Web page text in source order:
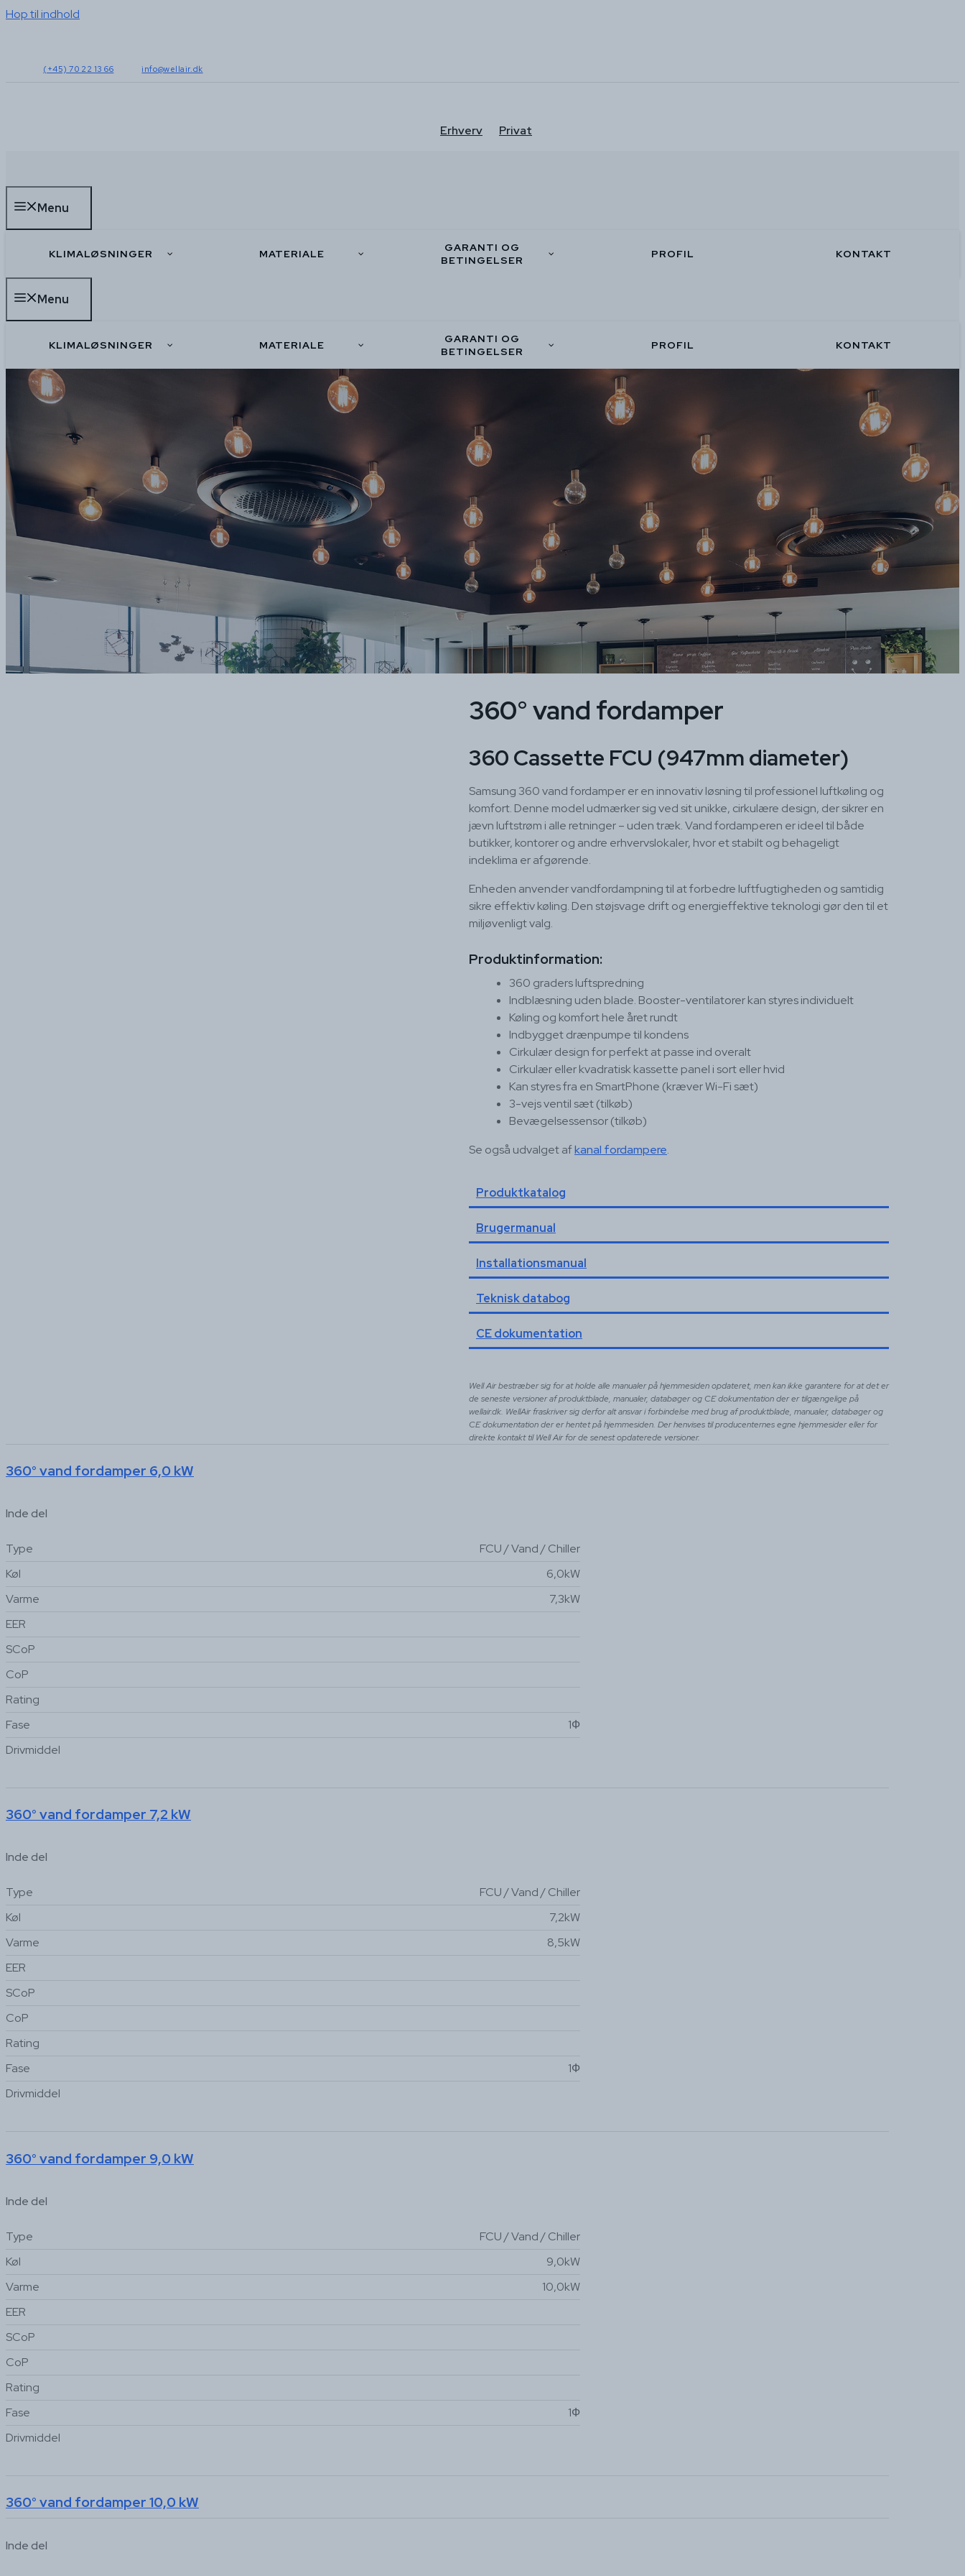
Hop til indhold
(+45) 70 22 13 66 info@wellair.dk
Erhverv Privat
Menu
KLIMALØSNINGER MATERIALE
GARANTI OG
BETINGELSER
PROFIL KONTAKT
Menu
KLIMALØSNINGER MATERIALE
GARANTI OG
BETINGELSER
PROFIL KONTAKT
360° vand fordamper
360 Cassette FCU (947mm diameter)
Samsung 360 vand fordamper er en innovativ løsning til professionel luftkøling og
komfort. Denne model udmærker sig ved sit unikke, cirkulære design, der sikrer en
jævn luftstrøm i alle retninger – uden træk. Vand fordamperen er ideel til både
butikker, kontorer og andre erhvervslokaler, hvor et stabilt og behageligt
indeklima er afgørende.
Enheden anvender vandfordampning til at forbedre luftfugtigheden og samtidig
sikre effektiv køling. Den støjsvage drift og energieffektive teknologi gør den til et
miljøvenligt valg.
Produktinformation:
360 graders luftspredning
Indblæsning uden blade. Booster-ventilatorer kan styres individuelt
Køling og komfort hele året rundt
Indbygget drænpumpe til kondens
Cirkulær design for perfekt at passe ind overalt
Cirkulær eller kvadratisk kassette panel i sort eller hvid
Kan styres fra en SmartPhone (kræver Wi-Fi sæt)
3-vejs ventil sæt (tilkøb)
Bevægelsessensor (tilkøb)
Se også udvalget afkanal fordampere.
Produktkatalog
Brugermanual
Installationsmanual
Teknisk databog
CE dokumentation
Well Air bestræber sig for at holde alle manualer på hjemmesiden opdateret, men kan ikke garantere for at det er
de seneste versioner af produktblade, manualer, databøger og CE dokumentation der er tilgængelige på
wellair.dk. WellAir fraskriver sig derfor alt ansvar i forbindelse med brug af produktblade, manualer, databøger og
CE dokumentation der er hentet på hjemmesiden. Der henvises til producenternes egne hjemmesider eller for
direkte kontakt til Well Air for de senest opdaterede versioner.
360° vand fordamper 6,0 kW
Inde del
Type
FCU / Vand / Chiller
Køl
6,0kW
Varme
7,3kW
EER
SCoP
CoP
Rating
Fase
1Ф
Drivmiddel
360° vand fordamper 7,2 kW
Inde del
Type
FCU / Vand / Chiller
Køl
7,2kW
Varme
8,5kW
EER
SCoP
CoP
Rating
Fase
1Ф
Drivmiddel
360° vand fordamper 9,0 kW
Inde del
Type
FCU / Vand / Chiller
Køl
9,0kW
Varme
10,0kW
EER
SCoP
CoP
Rating
Fase
1Ф
Drivmiddel
360° vand fordamper 10,0 kW
Inde del